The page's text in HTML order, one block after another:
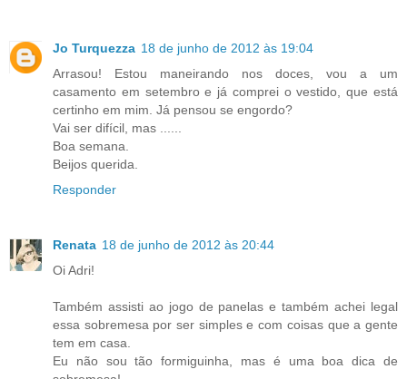
Jo Turquezza 18 de junho de 2012 às 19:04
Arrasou! Estou maneirando nos doces, vou a um
casamento em setembro e já comprei o vestido, que está
certinho em mim. Já pensou se engordo?
Vai ser difícil, mas ......
Boa semana.
Beijos querida.
Responder
Renata 18 de junho de 2012 às 20:44
Oi Adri!
Também assisti ao jogo de panelas e também achei legal
essa sobremesa por ser simples e com coisas que a gente
tem em casa.
Eu não sou tão formiguinha, mas é uma boa dica de